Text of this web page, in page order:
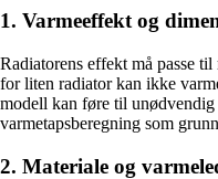
1. Varmeeffekt og
Radiatorens effekt må passe
for liten radiator kan ikke
modell kan føre til
varmetapsberegning som
2. Materiale og